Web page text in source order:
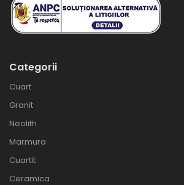
Categorii
Cuart
Granit
Neolith
Marmura
Cuartit
Ceramica